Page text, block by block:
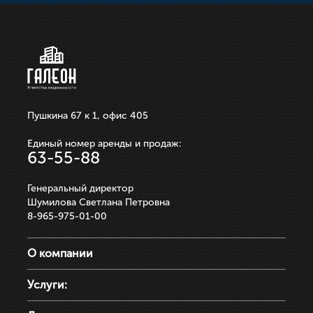
ЗАПИСАТЬСЯ НА ПРОСМОТР
ЗАПИСАТЬСЯ НА ПРОСМОТР
Пушкина 67 к 1, офис 405
Единый номер аренды и продаж:
63-55-88
Генеральный директор
Шумилова Светлана Петровна
8-965-975-01-00
О компании
Услуги: